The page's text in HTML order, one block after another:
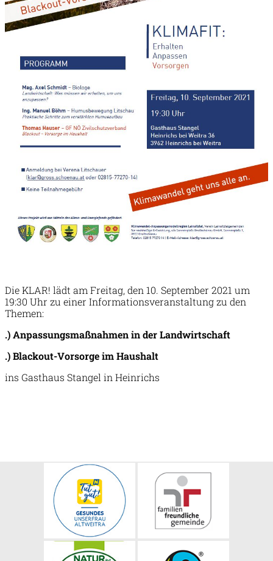
Die KLAR! lädt am Freitag, den 10. September 2021 um
19:30 Uhr zu einer Informationsveranstaltung zu den
Themen:
.) Anpassungsmaßnahmen in der Landwirtschaft
.) Blackout-Vorsorge im Haushalt
ins Gasthaus Stangel in Heinrichs